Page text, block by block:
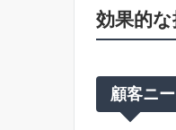
効果的
顧客ニ